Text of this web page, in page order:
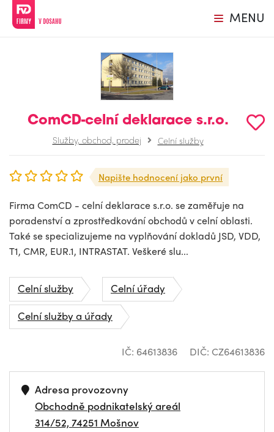
MENU
ComCD-celní deklarace s.r.o.
Služby, obchod, prodej Celní služby
Napište hodnocení jako první
Firma ComCD - celní deklarace s.r.o. se zaměřuje na
poradenství a zprostředkování obchodů v celní oblasti.
Také se specializujeme na vyplňování dokladů JSD, VDD,
T1, CMR, EUR.1, INTRASTAT. Veškeré slu...
Celní služby
Celní úřady
Celní služby a úřady
IČ: 64613836 DIČ: CZ64613836
Adresa provozovny
Obchodně podnikatelský areál
314/52, 74251 Mošnov